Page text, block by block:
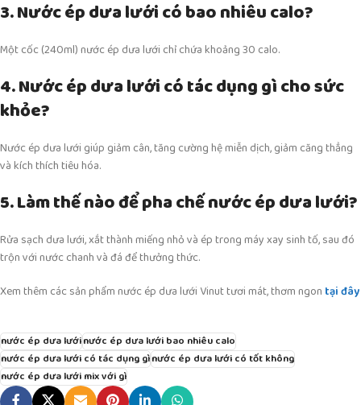
3. Nước ép dưa lưới có bao nhiêu calo?
Một cốc (240ml) nước ép dưa lưới chỉ chứa khoảng 30 calo.
4. Nước ép dưa lưới có tác dụng gì cho sức
khỏe?
Nước ép dưa lưới giúp giảm cân, tăng cường hệ miễn dịch, giảm căng thẳng
và kích thích tiêu hóa.
5. Làm thế nào để pha chế nước ép dưa lưới?
Rửa sạch dưa lưới, xắt thành miếng nhỏ và ép trong máy xay sinh tố, sau đó
trộn với nước chanh và đá để thưởng thức.
Xem thêm các sản phẩm nước ép dưa lưới Vinut tươi mát, thơm ngon tại đây
nước ép dưa lướinước ép dưa lưới bao nhiêu calo
nước ép dưa lưới có tác dụng gìnước ép dưa lưới có tốt không
nước ép dưa lưới mix với gì